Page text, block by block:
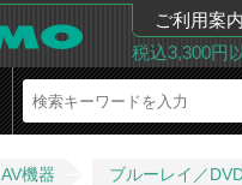
ご利用案内
税込3,300円
AV機器 ブルーレイ／